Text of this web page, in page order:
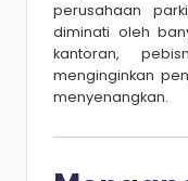
perusahaan
diminati oleh
kantoran,
menginginkan
menyenangkan.